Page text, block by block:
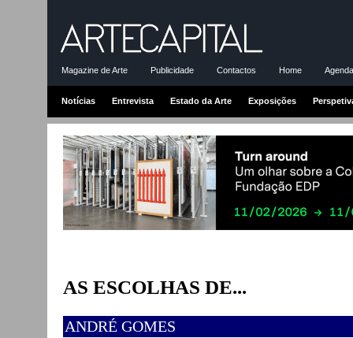
Magazine de Arte Publicidade Contactos Home
Notícias Entrevista Estado da Arte Exposições
AS ESCOLHAS DE...
ANDRÉ GOMES